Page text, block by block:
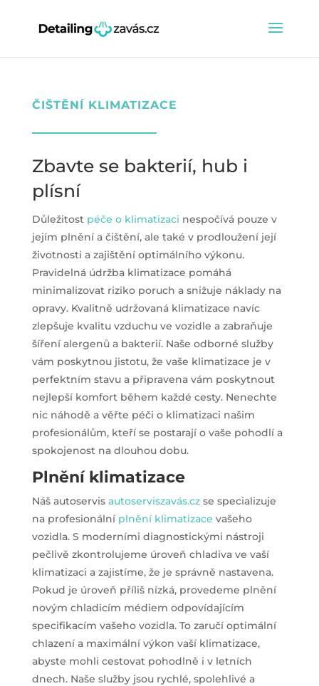
ČIŠTĚNÍ KLIMATIZACE
Zbavte se bakterií, hub i
plísní
Důležitost péče o klimatizaci nespočívá pouze v
jejím plnění a čištění, ale také v prodloužení její
životnosti a zajištění optimálního výkonu.
Pravidelná údržba klimatizace pomáhá
minimalizovat riziko poruch a snižuje náklady na
opravy. Kvalitně udržovaná klimatizace navíc
zlepšuje kvalitu vzduchu ve vozidle a zabraňuje
šíření alergenů a bakterií. Naše odborné služby
vám poskytnou jistotu, že vaše klimatizace je v
perfektním stavu a připravena vám poskytnout
nejlepší komfort během každé cesty. Nenechte
nic náhodě a věřte péči o klimatizaci našim
profesionálům, kteří se postarají o vaše pohodlí a
spokojenost na dlouhou dobu.
Plnění klimatizace
Náš autoservis autoserviszavás.czse specializuje
na profesionální plnění klimatizace vašeho
vozidla. S moderními diagnostickými nástroji
pečlivě zkontrolujeme úroveň chladiva ve vaší
klimatizaci a zajistíme, že je správně nastavena.
Pokud je úroveň příliš nízká, provedeme plnění
novým chladicím médiem odpovídajícím
specifikacím vašeho vozidla. To zaručí optimální
chlazení a maximální výkon vaší klimatizace,
abyste mohli cestovat pohodlně i v letních
dnech. Naše služby jsou rychlé, spolehlivé a